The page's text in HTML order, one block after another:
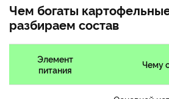
Чем богаты
разбираем состав
Элемент
питания
Чему